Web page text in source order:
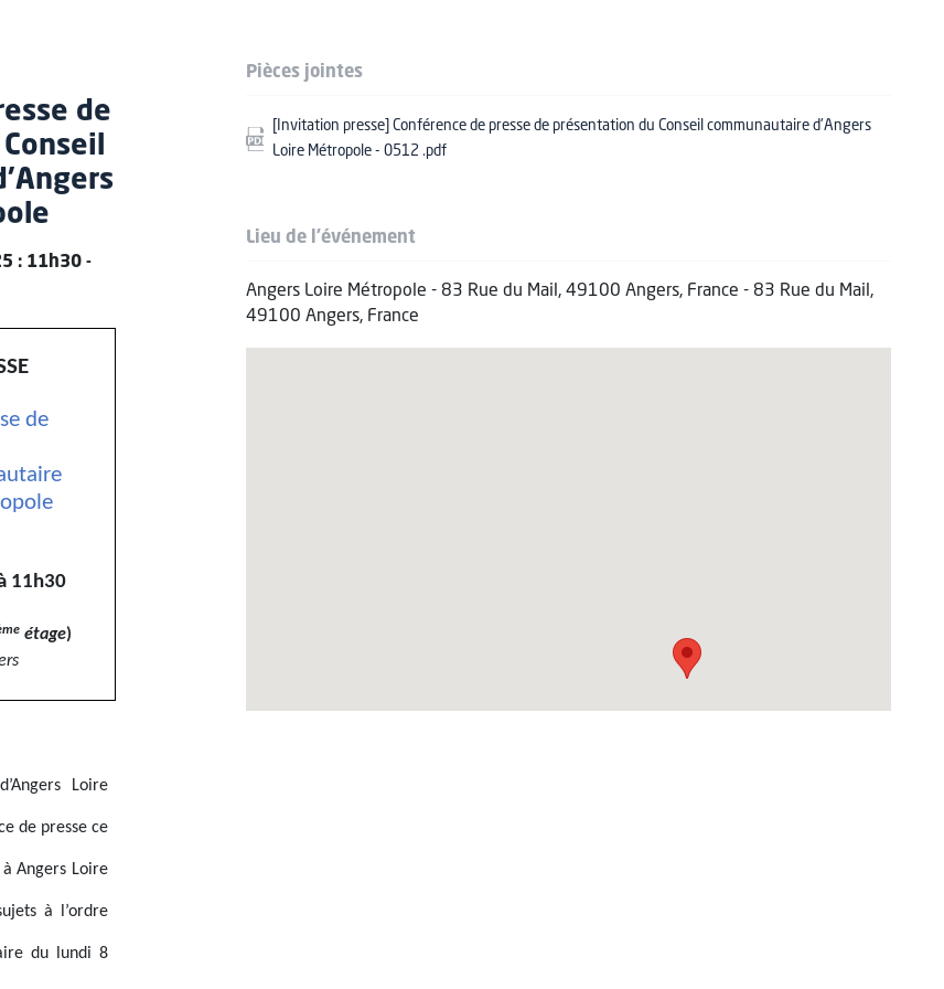
de
: 11h30 -
de
11h30
étage)
Loire
de presse ce
Angers Loire
à l’ordre
du lundi 8
Pièces jointes
[Invitation presse] Conférence de presse de présentation du Conseil communautaire d'Angers
Loire Métropole - 0512 .pdf
Lieu de l'événement
Angers Loire Métropole - 83 Rue du Mail, 49100 Angers, France - 83 Rue du Mail,
49100 Angers, France